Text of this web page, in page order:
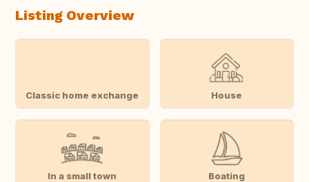
Listing Overview
Classic home exchange House
In a small town Boating